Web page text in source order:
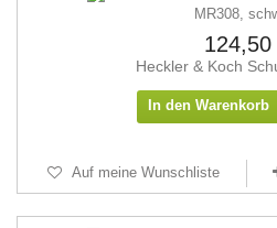
124,50
Heckler & Koch
In den Warenkorb
Auf meine Wunschliste